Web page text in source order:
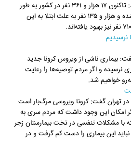
معاون وزیر بهداشت اعلام کرد: تاکنون ۱۷ هزار و ۳۶۱ نفر در کشور به طور
قطعی به ویروس کرونا مبتلا شده و هزار و ۱۳۵ نفر به علت ابتلا به این
نرسیدیم
بیماری ناشی از ویروس کرونا جدید
نرسیده‌ و اگر مردم توصیه‌ها را رعایت
خواهیم شد.
در تهران گفت: کرونا ویروسی مرگ‌بار است
امکان این وجود داشت که مردم سری به
که با مشکلات تنفسی در تخت بیمارستان زجر
این بیماری را دست کم گرفت و در